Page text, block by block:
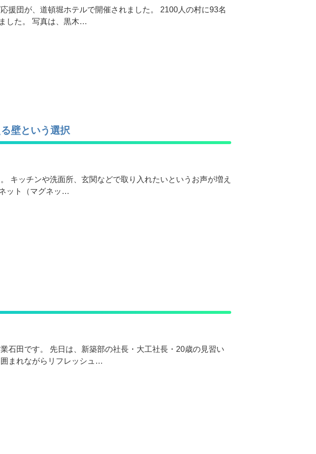
援団が、道頓堀ホテルで開催されました。 2100人の村に93名
した。 写真は、黒木…
壁という選択
キッチンや洗面所、玄関などで取り入れたいというお声が増え
ット（マグネッ…
石田です。 先日は、新築部の社長・大工社長・20歳の見習い
まれながらリフレッシュ…